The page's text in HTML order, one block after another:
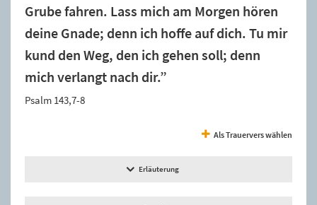
Grube fahren. Lass mich am Morgen hören
deine Gnade; denn ich hoffe auf dich. Tu mir
kund den Weg, den ich gehen soll; denn
mich verlangt nach dir.”
Psalm 143,7-8
Als Trauervers wählen
Erläuterung